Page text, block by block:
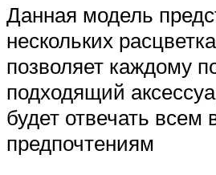
Данная модель
нескольких
позволяет каждому
подходящий
будет отвечать всем
предпочтениям